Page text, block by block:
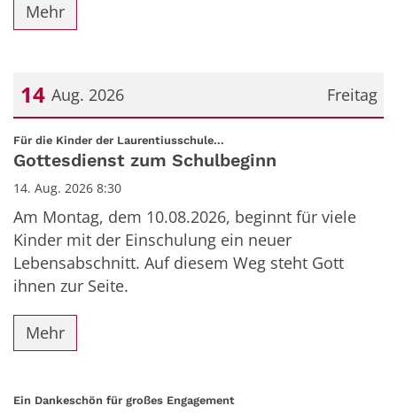
Mehr
Freitag
14 Aug. 2026
Datum: 14. August 2026
Für die Kinder der Laurentiusschule...
Gottesdienst zum Schulbeginn
14. Aug. 2026 8:30
Am Montag, dem 10.08.2026, beginnt für viele
Kinder mit der Einschulung ein neuer
Lebensabschnitt. Auf diesem Weg steht Gott
ihnen zur Seite.
Mehr
Ein Dankeschön für großes Engagement: